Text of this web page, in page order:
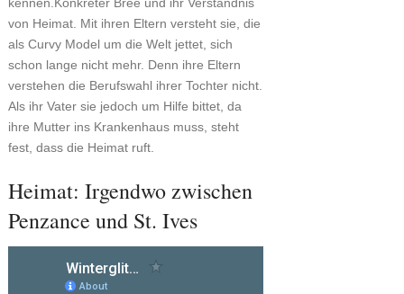
von Heimat. Mit ihren Eltern versteht sie, die
als Curvy Model um die Welt jettet, sich
schon lange nicht mehr. Denn ihre Eltern
verstehen die Berufswahl ihrer Tochter nicht.
Als ihr Vater sie jedoch um Hilfe bittet, da
ihre Mutter ins Krankenhaus muss, steht
fest, dass die Heimat ruft.
Heimat: Irgendwo zwischen
Penzance und St. Ives